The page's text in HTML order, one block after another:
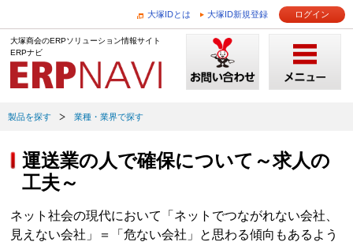
大塚IDとは 大塚ID新規登録 ログイン
大塚商会のERPソリューション情報サイト
ERPナビ
製品を探す 業種・業界で探す
運送業の人で確保について～求人の
工夫～
ネット社会の現代において「ネットでつながれない会社、
見えない会社」＝「危ない会社」と思わる傾向もあるよう